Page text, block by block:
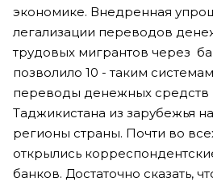
экономике. Внедренная
легализации переводов
трудовых мигрантов через
позволило 10 - таким
переводы денежных средств
Таджикистана из зарубежья
регионы страны. Почти во
открылись
банков. Достаточно сказать,